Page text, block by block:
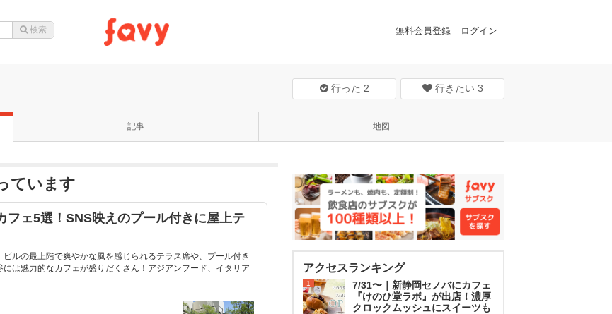
無料会員登録 ログイン
行った 2 行きたい 3
記事 地図
ています
フェ5選！SNS映えのプール付きに屋上テ
ルの最上階で爽やかな風を感じられるテラス席や、プール付き
は魅力的なカフェが盛りだくさん！アジアンフード、イタリア
アクセスランキング
1
7/31〜｜新静岡セノバにカフェ
『けのひ堂ラボ』が出店！濃厚
クロックムッシュにスイーツも